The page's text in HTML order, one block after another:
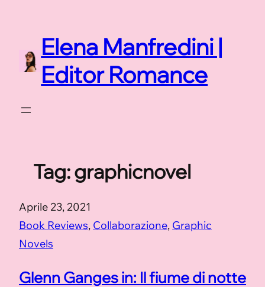
contenutoElena Manfredini |
Editor Romance
Tag:graphicnovel
Aprile 23, 2021
Book Reviews, Collaborazione, Graphic
Novels
Glenn Ganges in: Il fiume di notte